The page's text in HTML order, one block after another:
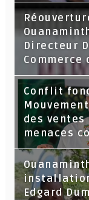
Directeur
Commerce
Conflit
des
menaces
Edgard